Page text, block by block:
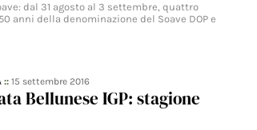
dal 31 agosto al 3 settembre, quattro
anni della denominazione del Soave DOP e
::15 settembre 2016
Bellunese IGP: stagione